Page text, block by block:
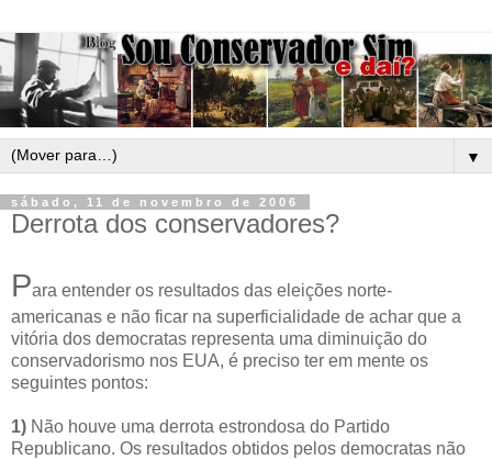
▼
sábado, 11 de novembro de 2006
Derrota dos conservadores?
Para entender os resultados das eleições norte-
americanas e não ficar na superficialidade de achar que a
vitória dos democratas representa uma diminuição do
conservadorismo nos EUA, é preciso ter em mente os
seguintes pontos:
1) Não houve uma derrota estrondosa do Partido
Republicano. Os resultados obtidos pelos democratas não